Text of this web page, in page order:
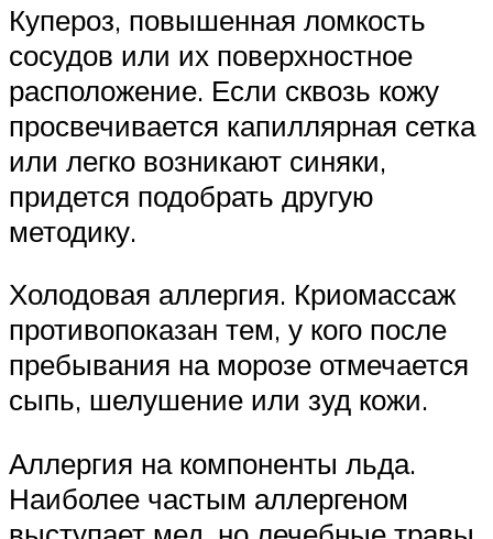
Купероз, повышенная ломкость
сосудов или их поверхностное
расположение. Если сквозь кожу
просвечивается капиллярная сетка
или легко возникают синяки,
придется подобрать другую
методику.
Холодовая аллергия. Криомассаж
противопоказан тем, у кого после
пребывания на морозе отмечается
сыпь, шелушение или зуд кожи.
Аллергия на компоненты льда.
Наиболее частым аллергеном